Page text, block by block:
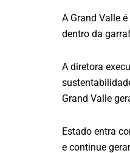
A Grand Valle
dentro da
A diretora
Grand Valle
Estado entra
e continue